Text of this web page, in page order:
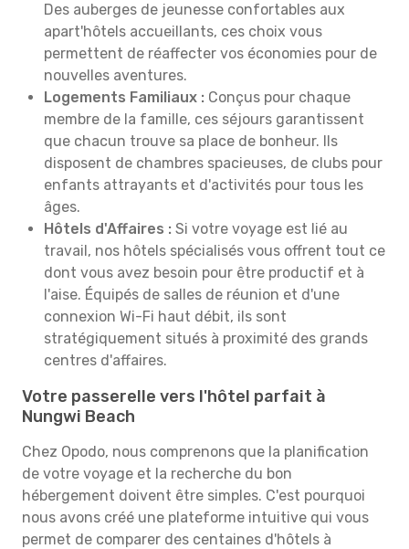
Des auberges de jeunesse confortables aux
apart'hôtels accueillants, ces choix vous
permettent de réaffecter vos économies pour de
nouvelles aventures.
Logements Familiaux : Conçus pour chaque
membre de la famille, ces séjours garantissent
que chacun trouve sa place de bonheur. Ils
disposent de chambres spacieuses, de clubs pour
enfants attrayants et d'activités pour tous les
âges.
Hôtels d'Affaires : Si votre voyage est lié au
travail, nos hôtels spécialisés vous offrent tout ce
dont vous avez besoin pour être productif et à
l'aise. Équipés de salles de réunion et d'une
connexion Wi-Fi haut débit, ils sont
stratégiquement situés à proximité des grands
centres d'affaires.
Votre passerelle vers l'hôtel parfait à
Nungwi Beach
Chez Opodo, nous comprenons que la planification
de votre voyage et la recherche du bon
hébergement doivent être simples. C'est pourquoi
nous avons créé une plateforme intuitive qui vous
permet de comparer des centaines d'hôtels à